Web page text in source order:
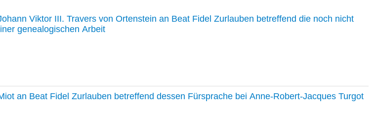
Viktor III. Travers von Ortenstein an Beat Fidel Zurlauben betreffend die noch nicht
genealogischen Arbeit
an Beat Fidel Zurlauben betreffend dessen Fürsprache bei Anne-Robert-Jacques Turgot